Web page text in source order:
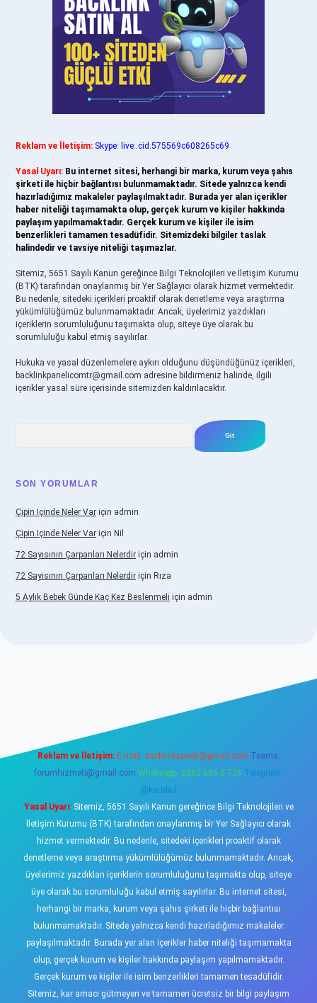
Reklam ve İletişim: Skype: live:.cid.575569c608265c69
Yasal Uyarı: Bu internet sitesi, herhangi bir marka, kurum veya şahıs
şirketi ile hiçbir bağlantısı bulunmamaktadır. Sitede yalnızca kendi
hazırladığımız makaleler paylaşılmaktadır. Burada yer alan içerikler
haber niteliği taşımamakta olup, gerçek kurum ve kişiler hakkında
paylaşım yapılmamaktadır. Gerçek kurum ve kişiler ile isim
benzerlikleri tamamen tesadüfidir. Sitemizdeki bilgiler taslak
halindedir ve tavsiye niteliği taşımazlar.
Sitemiz, 5651 Sayılı Kanun gereğince Bilgi Teknolojileri ve İletişim Kurumu
(BTK) tarafından onaylanmış bir Yer Sağlayıcı olarak hizmet vermektedir.
Bu nedenle, sitedeki içerikleri proaktif olarak denetleme veya araştırma
yükümlülüğümüz bulunmamaktadır. Ancak, üyelerimiz yazdıkları
içeriklerin sorumluluğunu taşımakta olup, siteye üye olarak bu
sorumluluğu kabul etmiş sayılırlar.
Hukuka ve yasal düzenlemelere aykırı olduğunu düşündüğünüz içerikleri,
backlinkpanelicomtr@gmail.com adresine bildirmeniz halinde, ilgili
içerikler yasal süre içerisinde sitemizden kaldırılacaktır.
SON YORUMLAR
Çipin Içinde Neler Var için admin
Çipin Içinde Neler Var için Nil
72 Sayısının Çarpanları Nelerdir için admin
72 Sayısının Çarpanları Nelerdir için Rıza
5 Aylık Bebek Günde Kaç Kez Beslenmeli için admin
Reklam ve İletişim: E-mail: backlinkpaneli@gmail.com Teams:
forumhizmeti@gmail.com Whatsapp: 0262 606 0 726 Telegram:
@karabul
Yasal Uyarı:Sitemiz, 5651 Sayılı Kanun gereğince Bilgi Teknolojileri ve
İletişim Kurumu (BTK) tarafından onaylanmış bir Yer Sağlayıcı olarak
hizmet vermektedir. Bu nedenle, sitedeki içerikleri proaktif olarak
denetleme veya araştırma yükümlülüğümüz bulunmamaktadır. Ancak,
üyelerimiz yazdıkları içeriklerin sorumluluğunu taşımakta olup, siteye
üye olarak bu sorumluluğu kabul etmiş sayılırlar. Bu internet sitesi,
herhangi bir marka, kurum veya şahıs şirketi ile hiçbir bağlantısı
bulunmamaktadır. Sitede yalnızca kendi hazırladığımız makaleler
paylaşılmaktadır. Burada yer alan içerikler haber niteliği taşımamakta
olup, gerçek kurum ve kişiler hakkında paylaşım yapılmamaktadır.
Gerçek kurum ve kişiler ile isim benzerlikleri tamamen tesadüfidir.
Sitemiz, kar amacı gütmeyen ve tamamen ücretsiz bir bilgi paylaşım